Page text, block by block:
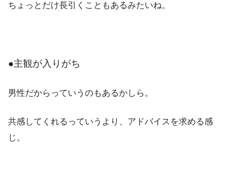
ちょっとだけ長引くこともあるみたいね。
●主観が入りがち
男性だからっていうのもあるかしら。
共感してくれるっていうより、アドバイスを求める感
じ。